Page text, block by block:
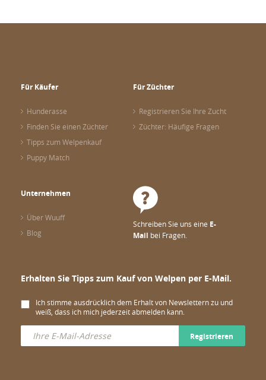
Für Käufer
Hunderasse
Finden Sie einen Züchter
Tipps zum Welpenkauf
Puppy Match
Für Züchter
Registrieren Sie Ihre Zucht
Züchter: Häufige Fragen
Unternehmen
Über Wuuff
Blog
Schreiben Sie uns eine E-
Mail bei Fragen.
Erhalten Sie Tipps zum Kauf von Welpen per E-Mail.
Ich stimme ausdrücklich dem Erhalt von Newslettern zu und
weiß, dass ich mich jederzeit abmelden kann.
Registrieren